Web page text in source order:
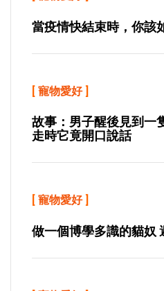
當疫情快結束時，你該
[ 寵物愛好]
故事：男子醒後見到一
走時它竟開口說話
[ 寵物愛好]
做一個博學多識的貓奴